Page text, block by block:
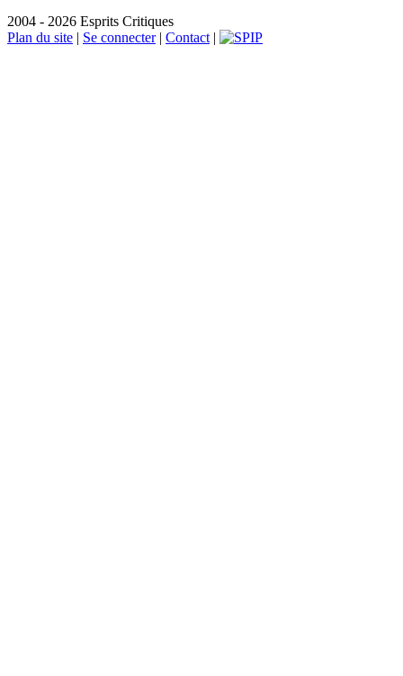
2004 - 2026 Esprits Critiques
Plan du site | Se connecter| Contact |